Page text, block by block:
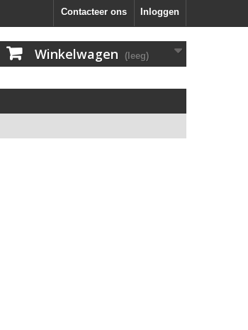
Inloggen
Contacteer ons
Winkelwagen (leeg)